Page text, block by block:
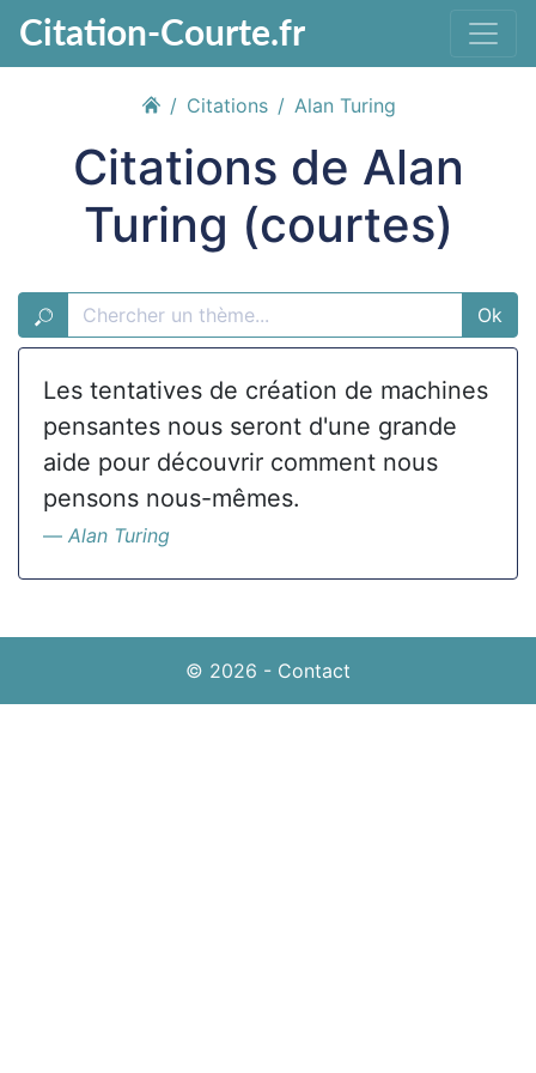
Citation-Courte.fr
Citations Alan Turing
Citations de Alan
Turing (courtes)
Ok
Les tentatives de création de machines
pensantes nous seront d'une grande
aide pour découvrir comment nous
pensons nous-mêmes.
Alan Turing
© 2026 - Contact